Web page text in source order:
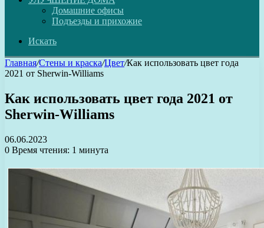
Домашние офисы
Подъезды и прихожие
Искать
Главная/Стены и краска/Цвет/Как использовать цвет года
2021 от Sherwin-Williams
Как использовать цвет года 2021 от
Sherwin-Williams
06.06.2023
0 Время чтения: 1 минута